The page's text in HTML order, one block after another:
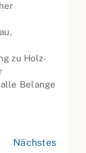
zu Holz-
Belange
Nächstes